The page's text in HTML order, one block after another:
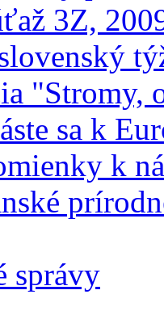
3Z,
"Stromy,
sa k
k
správy